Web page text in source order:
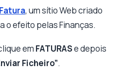
, um sítio Web criado
o efeito pelas Finanças.
em FATURASe depois
Ficheiro”.